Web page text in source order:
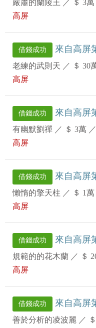
嚴肅的蘭陵王 ／ ＄ 3萬
高屏
借錢成功 來自高屏
老練的武則天 ／ ＄ 30
高屏
借錢成功 來自高屏
有幽默劉禪 ／ ＄ 3萬 ／
高屏
借錢成功 來自高屏
懶惰的擎天柱 ／ ＄ 1萬
高屏
借錢成功 來自高屏
規範的的花木蘭 ／ ＄
高屏
借錢成功 來自高屏
善於分析的凌波麗 ／